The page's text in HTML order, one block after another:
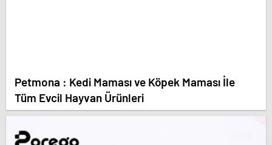
Petmona : Kedi Maması ve Köpek Maması İle
Tüm Evcil Hayvan Ürünleri